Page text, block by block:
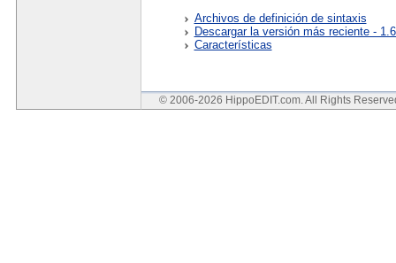
Archivos de definición de sintaxis
Descargar la versión más reciente -
Características
© 2006-2026 HippoEDIT.com. All Rights